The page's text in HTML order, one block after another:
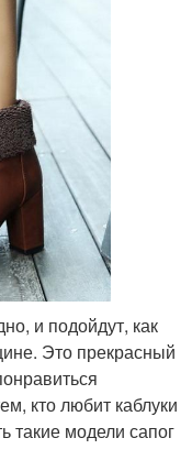
и подойдут, как
Это прекрасный
кто любит каблуки
такие модели сапог